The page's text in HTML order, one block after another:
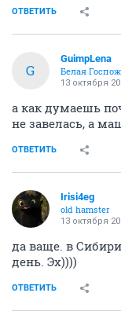
ОТВЕТИТЬ
G
GuimpLena
Белая
13 октября
а как думаешь
не завелась, а
ОТВЕТИТЬ
Irisi4eg
old hamster
13 октября
да ваще. в
день. Эх))))
ОТВЕТИТЬ